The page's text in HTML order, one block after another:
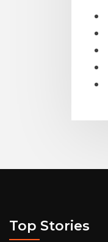
Top Stories